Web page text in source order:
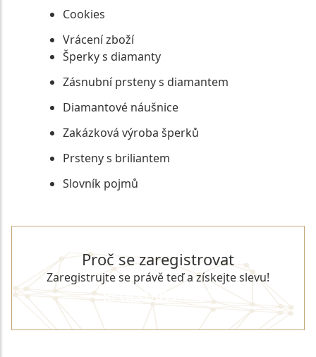
Cookies
Vrácení zboží
Šperky s diamanty
Zásnubní prsteny s diamantem
Diamantové náušnice
Zakázková výroba šperků
Prsteny s briliantem
Slovník pojmů
Proč se zaregistrovat
Zaregistrujte se právě teď a získejte slevu!
REGISTROVAT SE